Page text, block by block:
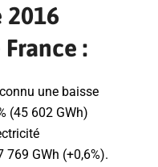
2016
:
une baisse
(45 602 GWh)
GWh (+0,6%).